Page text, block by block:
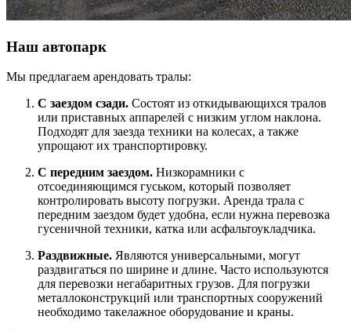
Наш автопарк
Мы предлагаем арендовать тралы:
С заездом сзади. Состоят из откидывающихся тралов
или приставных аппарелей с низким углом наклона.
Подходят для заезда техники на колесах, а также
упрощают их транспортировку.
С передним заездом. Низкорамники с
отсоединяющимся гуськом, который позволяет
контролировать высоту погрузки. Аренда трала с
передним заездом будет удобна, если нужна перевозка
гусеничной техники, катка или асфальтоукладчика.
Раздвижные. Являются универсальными, могут
раздвигаться по ширине и длине. Часто используются
для перевозки негабаритных грузов. Для погрузки
металлоконструкций или транспортных сооружений
необходимо такелажное оборудование и краны.